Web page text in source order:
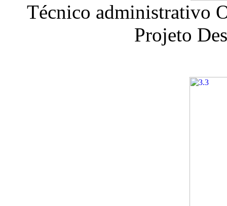
Técnico administrativo
Projeto